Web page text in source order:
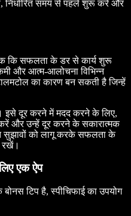
निर्धारित समय से पहले शुरू करें और
कि सफलता के डर से कार्य शुरू
और आत्म-आलोचना विभिन्न
का कारण बन सकती है जिन्हें
इसे दूर करने में मदद करने के लिए,
और उन्हें दूर करने के सकारात्मक
सुझावों को लागू करके सफलता के
रखें।
एक ऐप
टिप है, स्पीचिफाई का उपयोग